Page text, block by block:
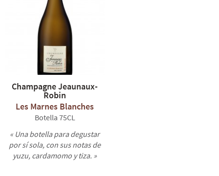
Champagne Jeaunaux-
Robin
Les Marnes Blanches
Botella 75CL
« Una botella para degustar
por sí sola, con sus notas de
yuzu, cardamomo y tiza. »